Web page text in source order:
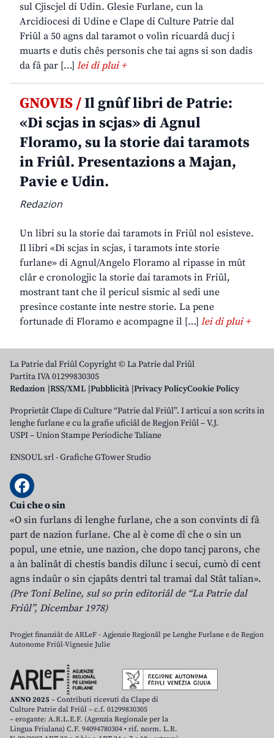
sul Cjiscjel di Udin. Glesie Furlane, cun la
Arcidiocesi di Udine e Clape di Culture Patrie dal
Friûl a 50 agns dal taramot o volìn ricuardâ ducj i
muarts e dutis chês personis che tai agns si son dadis
da fâ par […] lei di plui +
GNOVIS /Il gnûf libri de Patrie:
«Di scjas in scjas» di Agnul
Floramo, su la storie dai taramots
in Friûl. Presentazions a Majan,
Pavie e Udin.
Redazion
Un libri su la storie dai taramots in Friûl nol esisteve.
Il libri «Di scjas in scjas, i taramots inte storie
furlane» di Agnul/Angelo Floramo al ripasse in mût
clâr e cronologjic la storie dai taramots in Friûl,
mostrant tant che il pericul sismic al sedi une
presince costante inte nestre storie. La pene
fortunade di Floramo e acompagne il […] lei di plui +
La Patrie dal Friûl Copyright © La Patrie dal Friûl
Partita IVA 01299830305
Redazion RSS/XML Pubblicità Privacy PolicyCookie Policy
Proprietât Clape di Culture “Patrie dal Friûl”. I articui a son scrits in
lenghe furlane e cu la grafie uficiâl de Regjon Friûl – V.J.
USPI – Union Stampe Periodiche Taliane
ENSOUL srl-Grafiche GTower Studio
Cui che o sin
«O sin furlans di lenghe furlane, che a son convints di fâ
part de nazion furlane. Che al è come dî che o sin un
popul, une etnie, une nazion, che dopo tancj parons, che
a àn balinât di chestis bandis dilunc i secui, cumò di cent
agns indaûr o sin cjapâts dentri tal tramai dal Stât talian».
(Pre Toni Beline, sul so prin editoriâl de “La Patrie dal
Friûl”, Dicembar 1978)
Progjet finanziât de ARLeF - Agjenzie Regjonâl pe Lenghe Furlane e de Regjon
Autonome Friûl-Vignesie Julie
ANNO 2025 – Contributi ricevuti da Clape di
Culture Patrie dal Friûl – c.f. 01299830305
– erogante: A.R.L.E.F. (Agenzia Regionale per la
Lingua Friulana) C.F. 94094780304 • rif. norm. L.R.